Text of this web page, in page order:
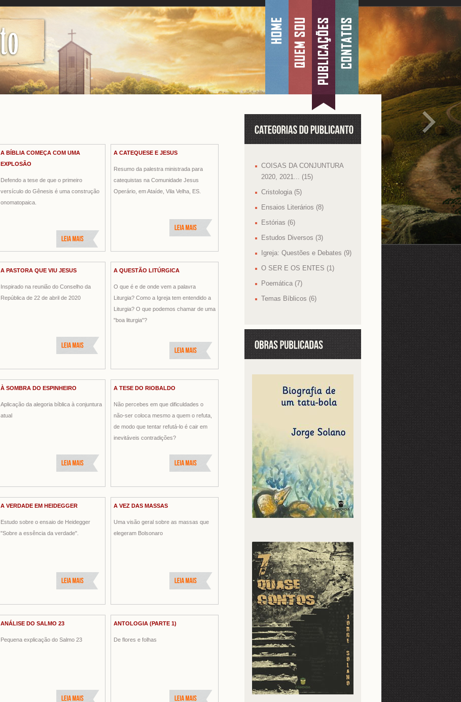
A BÍBLIA COMEÇA COM UMA
EXPLOSÃO
Defendo a tese de que o primeiro
versículo do Gênesis é uma construção
onomatopaica.
A CATEQUESE E JESUS
Resumo da palestra ministrada para
catequistas na Comunidade Jesus
Operário, em Ataíde, Vila Velha, ES.
A PASTORA QUE VIU JESUS
Inspirado na reunião do Conselho da
República de 22 de abril de 2020
A QUESTÃO LITÚRGICA
O que é e de onde vem a palavra
Liturgia? Como a Igreja tem entendido a
Liturgia? O que podemos chamar de uma
"boa liturgia"?
À SOMBRA DO ESPINHEIRO
Aplicação da alegoria bíblica à conjuntura
atual
A TESE DO RIOBALDO
Não percebes em que dificuldades o
não-ser coloca mesmo a quem o refuta,
de modo que tentar refutá-lo é cair em
inevitáveis contradições?
A VERDADE EM HEIDEGGER
Estudo sobre o ensaio de Heidegger
"Sobre a essência da verdade".
A VEZ DAS MASSAS
Uma visão geral sobre as massas que
elegeram Bolsonaro
ANÁLISE DO SALMO 23
Pequena explicação do Salmo 23
ANTOLOGIA (PARTE 1)
De flores e folhas
COISAS DA CONJUNTURA
2020, 2021... (15)
Cristologia (5)
Ensaios Literários (8)
Estórias (6)
Estudos Diversos (3)
Igreja: Questões e Debates (9)
O SER E OS ENTES (1)
Poemática (7)
Temas Bíblicos (6)